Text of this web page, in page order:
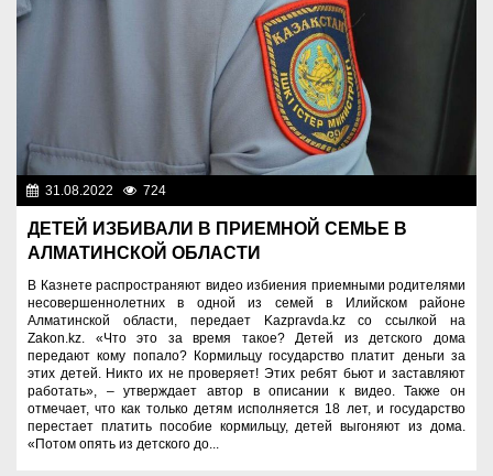
31.08.2022 724
ДЕТЕЙ ИЗБИВАЛИ В ПРИЕМНОЙ СЕМЬЕ В
АЛМАТИНСКОЙ ОБЛАСТИ
В Казнете распространяют видео избиения приемными родителями
несовершеннолетних в одной из семей в Илийском районе
Алматинской области, передает Kazpravda.kz со ссылкой на
Zakon.kz. «Что это за время такое? Детей из детского дома
передают кому попало? Кормильцу государство платит деньги за
этих детей. Никто их не проверяет! Этих ребят бьют и заставляют
работать», – утверждает автор в описании к видео. Также он
отмечает, что как только детям исполняется 18 лет, и государство
перестает платить пособие кормильцу, детей выгоняют из дома.
«Потом опять из детского до...